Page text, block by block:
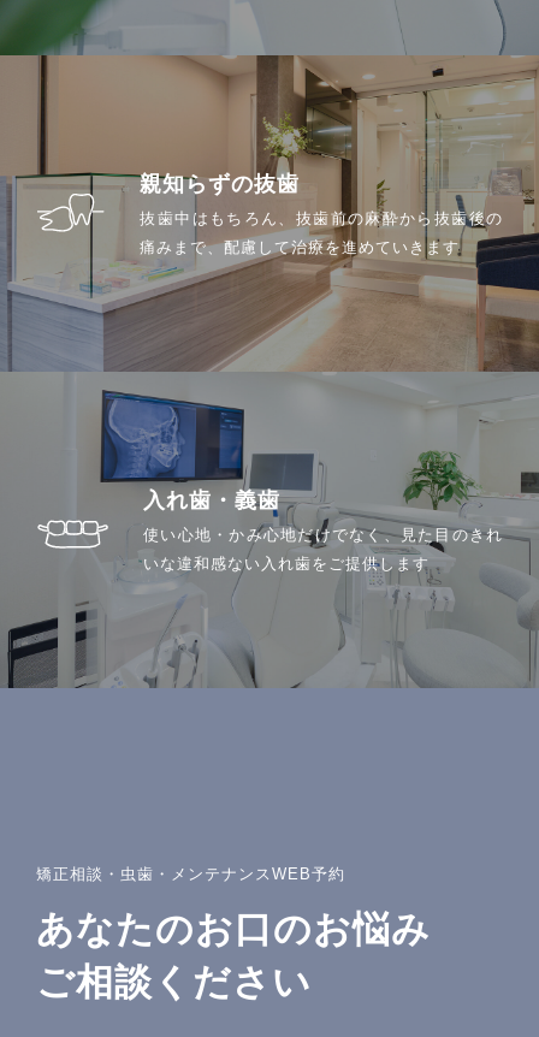
佑健会について
施設基準の届け出
予防歯科
歯周病
虫歯・感染根菅治療
インプラント
小児歯科
審美診療・ホワイトニング
親知らずの抜歯
矯正治療案内
当院で矯正治療を受けるメリット
矯正治療の期間と流れ
取扱矯正装置
よくある質問・リスク・注意点
矯正症例
無料相談予約
プライバシーポリシー
親知らずの抜歯
抜歯中はもちろん、抜歯前の麻酔から抜歯後の
痛みまで、配慮して治療を進めていきます
入れ歯・義歯
使い心地・かみ心地だけでなく、見た目のきれ
いな違和感ない入れ歯をご提供します
矯正相談・虫歯・メンテナンスWEB予約
あなたのお口のお悩み
ご相談ください